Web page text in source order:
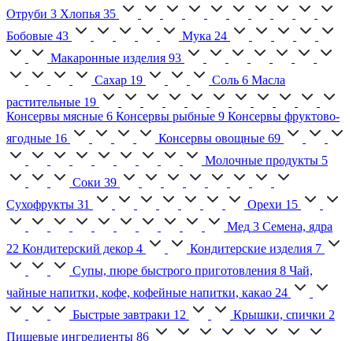
Отруби 3 Хлопья 35
Бобовые 43 Мука 24
Макаронные изделия 93
Сахар 19 Соль 6 Масла
растительные 19
Консервы мясные 6 Консервы рыбные 9 Консервы фруктово-
ягодные 16 Консервы овощные 69
Молочные продукты 5
Соки 39
Сухофрукты 31 Орехи 15
Мед 3 Семена, ядра
22 Кондитерский декор 4 Кондитерские изделия 7
Супы, пюре быстрого приготовления 8 Чай,
чайные напитки, кофе, кофейные напитки, какао 24
Быстрые завтраки 12 Крышки, спички 2
Пищевые ингредиенты 86